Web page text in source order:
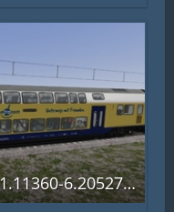
Screenshot_TestTraK_51.11360-6.20527_12-02-25.jpg